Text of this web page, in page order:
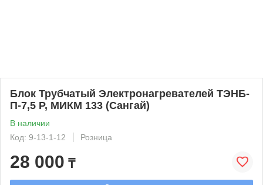
Блок Трубчатый Электронагревателей ТЭНБ-
П-7,5 Р, МИКМ 133 (Сангай)
В наличии
Код: 9-13-1-12
Розница
28 000 ₸